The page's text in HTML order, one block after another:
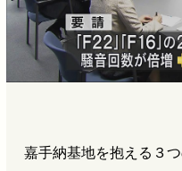
嘉手納基地を抱える３